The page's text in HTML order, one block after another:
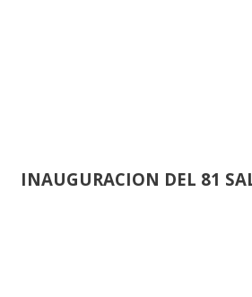
INAUGURACION DEL 81